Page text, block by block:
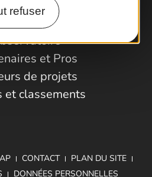
refuser
Espace Pro
et Pros
de projets
et classements
CONTACT
PLAN DU SITE
DONNÉES PERSONNELLES